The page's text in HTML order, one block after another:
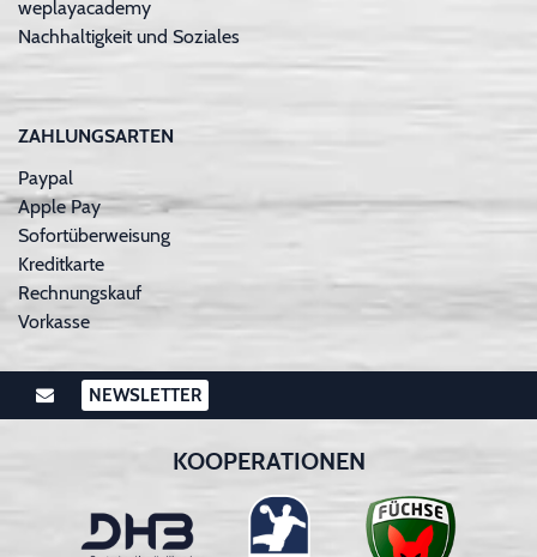
weplayacademy
Nachhaltigkeit und Soziales
ZAHLUNGSARTEN
Paypal
Apple Pay
Sofortüberweisung
Kreditkarte
Rechnungskauf
Vorkasse
NEWSLETTER
KOOPERATIONEN